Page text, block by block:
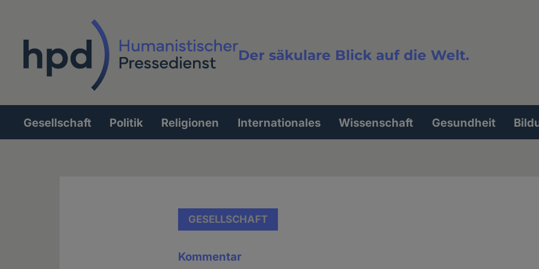
Der säkulare Blick auf die Welt.
Volltextsuche
Hauptnavigation
Gesellschaft Politik Religionen Internationales Wissenschaft Gesundheit
GESELLSCHAFT
Kommentar